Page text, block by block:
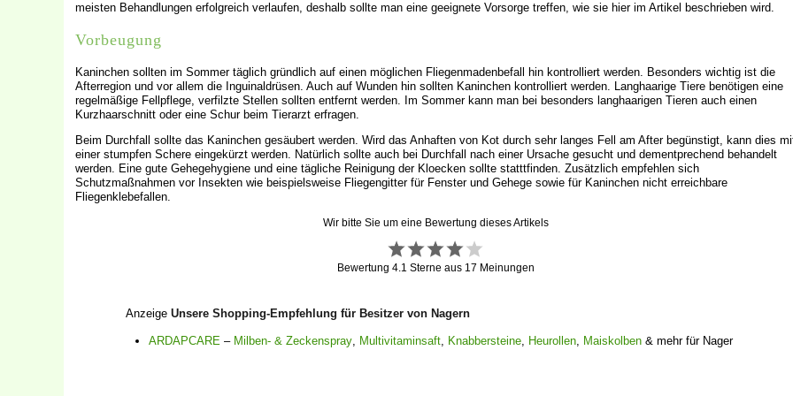
meisten Behandlungen erfolgreich verlaufen, deshalb sollte man eine geeignete Vorsorge treffen, wie sie hier im Artikel beschrieben wird.
Vorbeugung
Kaninchen sollten im Sommer täglich gründlich auf einen möglichen Fliegenmadenbefall hin kontrolliert werden. Besonders wichtig ist die
Afterregion und vor allem die Inguinaldrüsen. Auch auf Wunden hin sollten Kaninchen kontrolliert werden. Langhaarige Tiere benötigen eine
regelmäßige Fellpflege, verfilzte Stellen sollten entfernt werden. Im Sommer kann man bei besonders langhaarigen Tieren auch einen
Kurzhaarschnitt oder eine Schur beim Tierarzt erfragen.
Beim Durchfall sollte das Kaninchen gesäubert werden. Wird das Anhaften von Kot durch sehr langes Fell am After begünstigt, kann dies
einer stumpfen Schere eingekürzt werden. Natürlich sollte auch bei Durchfall nach einer Ursache gesucht und dementprechend behandelt
werden. Eine gute Gehegehygiene und eine tägliche Reinigung der Kloecken sollte statttfinden. Zusätzlich empfehlen sich
Schutzmaßnahmen vor Insekten wie beispielsweise Fliegengitter für Fenster und Gehege sowie für Kaninchen nicht erreichbare
Fliegenklebefallen.
Wir bitte Sie um eine Bewertung dieses Artikels
Bewertung 4.1 Sterne aus 17 Meinungen
Anzeige Unsere Shopping-Empfehlung für Besitzer von Nagern
ARDAPCARE – Milben- & Zeckenspray Multivitaminsaft Knabbersteine Heurollen Maiskolben & mehr für Nager